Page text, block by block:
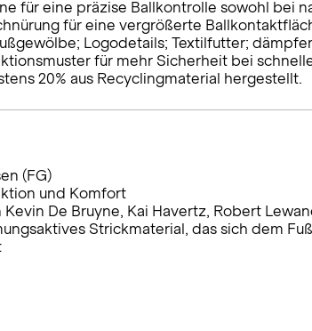
für eine präzise Ballkontrolle sowohl bei
für eine vergrößerte
Logodetails; Textilfutter;
für mehr Sicherheit bei
20% aus Recyclingmaterial hergestellt.
(FG)
und Komfort
De Bruyne, Kai Havertz, Robert
Strickmaterial, das sich dem